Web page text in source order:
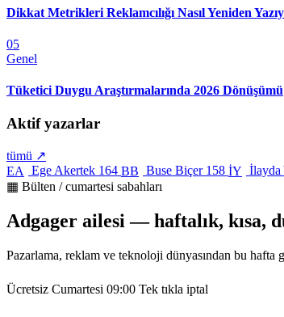
Dikkat Metrikleri Reklamcılığı Nasıl Yeniden
05
Genel
Tüketici Duygu Araştırmalarında 2026 Dönüşümü
Aktif yazarlar
tümü ↗
EA Ege Akertek 164 BB Buse Biçer 158 İY İlayda
▦ Bülten / cumartesi sabahları
Adgager ailesi — haftalık, kısa,
Pazarlama, reklam ve teknoloji dünyasından bu
Ücretsiz Cumartesi 09:00 Tek tıkla iptal